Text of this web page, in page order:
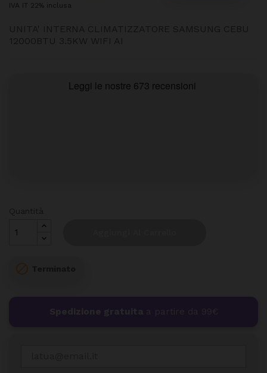
IVA IT 22% inclusa